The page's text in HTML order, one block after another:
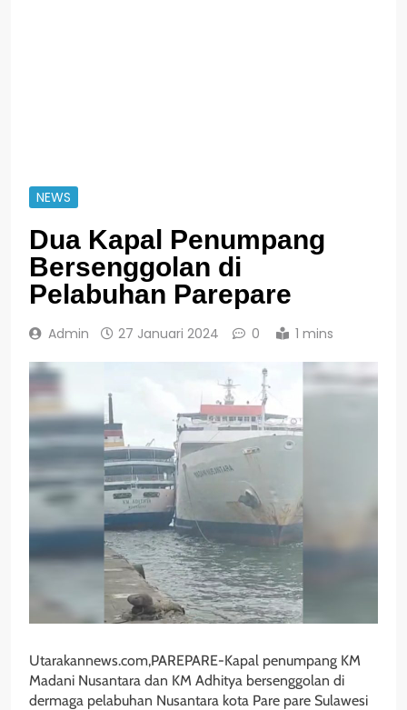
NEWS
Dua Kapal Penumpang
Bersenggolan di
Pelabuhan Parepare
Admin 27 Januari 2024 0 1 mins
Utarakannews.com,PAREPARE-Kapal penumpang KM
Madani Nusantara dan KM Adhitya bersenggolan di
dermaga pelabuhan Nusantara kota Pare pare Sulawesi